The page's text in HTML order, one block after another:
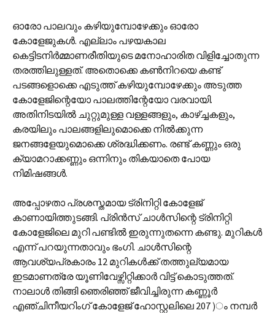
ഓരോ പാലവും കഴിയുമ്പോഴേക്കും ഓരോ
കോളേജുകള്‍. എല്ലാം പഴയകാല
കെട്ടിടനിര്‍മ്മാണരീതിയുടെ മനോഹാരിത വിളിച്ചോതുന്ന
തരത്തിലുള്ളത്. അതൊക്കെ കണ്‍നിറയെ കണ്ട്
പടങ്ങളൊക്കെ എടുത്ത് കഴിയുമ്പോഴേക്കും അടുത്ത
കോളേജിന്റെയോ പാലത്തിന്റേയോ വരവായി.
അതിനിടയില്‍ ചുറ്റുമുള്ള വള്ളങ്ങളും, കാഴ്ച്ചകളും,
കരയിലും പാലങ്ങളിലുമൊക്കെ നില്‍ക്കുന്ന
ജനങ്ങളേയുമൊക്കെ ശ്രദ്ധിക്കണം. രണ്ട് കണ്ണും ഒരു
ക്യാമറാക്കണ്ണും ഒന്നിനും തികയാതെ പോയ
നിമിഷങ്ങള്‍.
അപ്പോഴതാ പ്രശസ്തമായ ട്രിനിറ്റി കോളേജ്
കാണായിത്തുടങ്ങി. പ്രിന്‍സ് ചാള്‍സിന്റെ ട്രിനിറ്റി
കോളേജിലെ മുറി പണ്ടില്‍ ഇരുന്നുതന്നെ കണ്ടു. മുറികള്‍
എന്ന് പറയുന്നതാവും ഭംഗി. ചാള്‍സിന്റെ
ആവശ്യപ്രകാരം 12 മുറികള്‍ക്ക് തത്തുല്യമായ
ഇടമാണത്രേ യൂണിവേഴ്സിറ്റിക്കാര്‍ വിട്ട് കൊടുത്തത്.
നാലാള്‍ തിങ്ങി ഞെരിഞ്ഞ് ജീവിച്ചിരുന്ന കണ്ണൂര്‍
എഞ്ചിനീയറിംഗ് കോളേജ് ഹോസ്റ്റലിലെ 207 )ം നമ്പര്‍